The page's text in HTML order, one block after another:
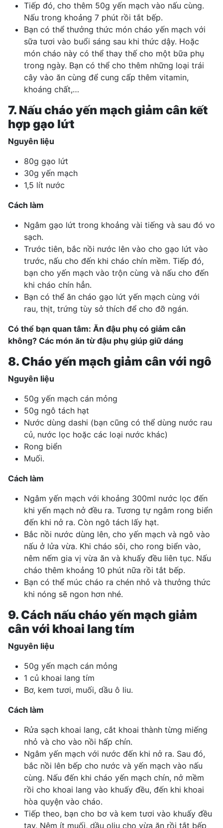
Tiếp đó, cho thêm 50g yến mạch vào nấu cùng.
Nấu trong khoảng 7 phút rồi tắt bếp.
Bạn có thể thưởng thức món cháo yến mạch với
sữa tươi vào buổi sáng sau khi thức dậy. Hoặc
món cháo này có thể thay thế cho một bữa phụ
trong ngày. Bạn có thể cho thêm những loại trái
cây vào ăn cùng để cung cấp thêm vitamin,
khoáng chất,…
7. Nấu cháo yến mạch giảm cân kết
hợp gạo lứt
Nguyên liệu
80g gạo lứt
30g yến mạch
1,5 lít nước
Cách làm
Ngâm gạo lứt trong khoảng vài tiếng và sau đó vo
sạch.
Trước tiên, bắc nồi nước lên vào cho gạo lứt vào
trước, nấu cho đến khi cháo chín mềm. Tiếp đó,
bạn cho yến mạch vào trộn cùng và nấu cho đến
khi cháo chín hẳn.
Bạn có thể ăn cháo gạo lứt yến mạch cùng với
rau, thịt, trứng tùy sở thích để cho đỡ ngán.
Có thể bạn quan tâm: Ăn đậu phụ có giảm cân
không? Các món ăn từ đậu phụ giúp giữ dáng
8. Cháo yến mạch giảm cân với ngô
Nguyên liệu
50g yến mạch cán mỏng
50g ngô tách hạt
Nước dùng dashi (bạn cũng có thể dùng nước rau
củ, nước lọc hoặc các loại nước khác)
Rong biển
Muối.
Cách làm
Ngâm yến mạch với khoảng 300ml nước lọc đến
khi yến mạch nở đều ra. Tương tự ngâm rong biển
đến khi nở ra. Còn ngô tách lấy hạt.
Bắc nồi nước dùng lên, cho yến mạch và ngô vào
nấu ở lửa vừa. Khi cháo sôi, cho rong biển vào,
nêm nếm gia vị vừa ăn và khuấy đều liên tục. Nấu
cháo thêm khoảng 10 phút nữa rồi tắt bếp.
Bạn có thể múc cháo ra chén nhỏ và thưởng thức
khi nóng sẽ ngon hơn nhé.
9. Cách nấu cháo yến mạch giảm
cân với khoai lang tím
Nguyên liệu
50g yến mạch cán mỏng
1 củ khoai lang tím
Bơ, kem tươi, muối, dầu ô liu.
Cách làm
Rửa sạch khoai lang, cắt khoai thành từng miếng
nhỏ và cho vào nồi hấp chín.
Ngâm yến mạch với nước đến khi nở ra. Sau đó,
bắc nồi lên bếp cho nước và yến mạch vào nấu
cùng. Nấu đến khi cháo yến mạch chín, nở mềm
rồi cho khoai lang vào khuấy đều, đến khi khoai
hòa quyện vào cháo.
Tiếp theo, bạn cho bơ và kem tươi vào khuấy đều
tay. Nêm ít muối, dầu oliu cho vừa ăn rồi tắt bếp